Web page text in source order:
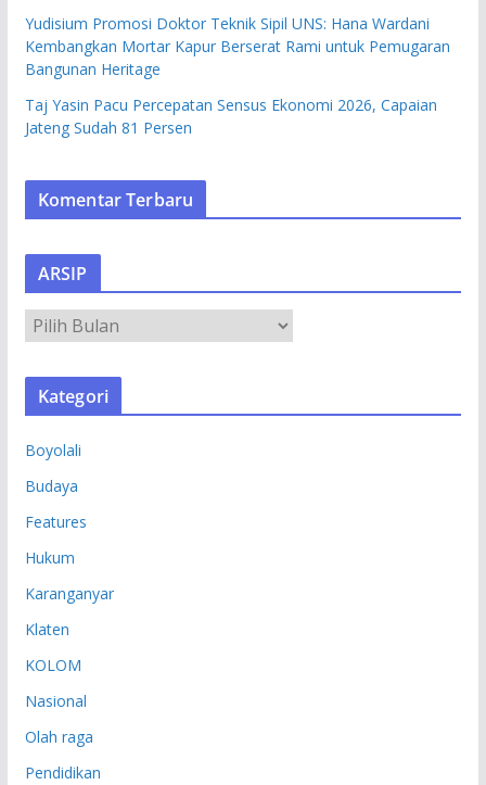
Yudisium Promosi Doktor Teknik Sipil UNS: Hana Wardani
Kembangkan Mortar Kapur Berserat Rami untuk Pemugaran
Bangunan Heritage
Taj Yasin Pacu Percepatan Sensus Ekonomi 2026, Capaian
Jateng Sudah 81 Persen
Komentar Terbaru
ARSIP
R
S
Kategori
Boyolali
Budaya
Features
Hukum
Karanganyar
Klaten
KOLOM
Nasional
Olah raga
Pendidikan